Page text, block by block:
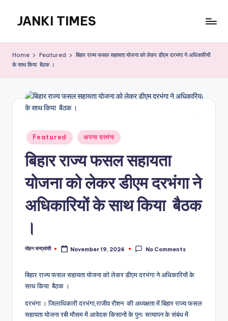
content
JANKI TIMES
Web
Home Featured
बिहार राज्य फसल सहायता योजना को लेकर डीएम दरभंगा ने अधिकारियों
के साथ किया बैठक ।
Posted
in
Featured अपना दरभंगा
बिहार राज्य फसल सहायता
योजना को लेकर डीएम दरभंगा ने
अधिकारियों के साथ किया बैठक
।
Posted
मोहन चन्द्रवंशी November 19, 2024 No Comments
बिहार राज्य फसल सहायता योजना को लेकर डीएम दरभंगा ने अधिकारियों के
साथ किया बैठक ।
दरभंगा । जिलाधिकारी दरभंगा,राजीव रौशन की अध्यक्षता में बिहार राज्य फसल
सहायता योजना रबी मौसम में आवेदक किसानों के पुनः सत्यापन के संबंध में